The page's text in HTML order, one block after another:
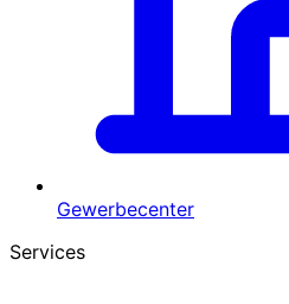
Gewerbecenter
Services